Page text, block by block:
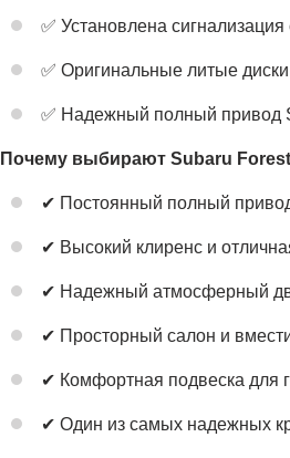
✅ Установлена сигнализация
✅ Оригинальные литые
✅ Надежный полный привод
Почему выбирают Subaru
✔ Постоянный полный
✔ Высокий клиренс и
✔ Надежный атмосферный
✔ Просторный салон и
✔ Комфортная подвеска для
✔ Один из самых надежных